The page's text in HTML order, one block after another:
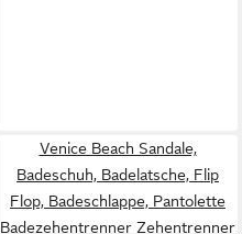
Venice Beach Sandale,
Badeschuh, Badelatsche, Flip
Flop, Badeschlappe, Pantolette
Badezehentrenner Zehentrenner